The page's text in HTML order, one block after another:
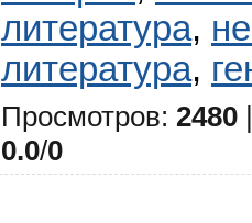
литература,
литература,
Просмотров: 2480
0.0/0